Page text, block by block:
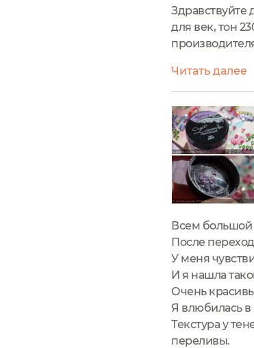
Здравствуйте
для век, тон
Читать далее
Всем большой
После
У меня
И я нашла
Очень
Я влюбилась в
Текстура у
переливы.